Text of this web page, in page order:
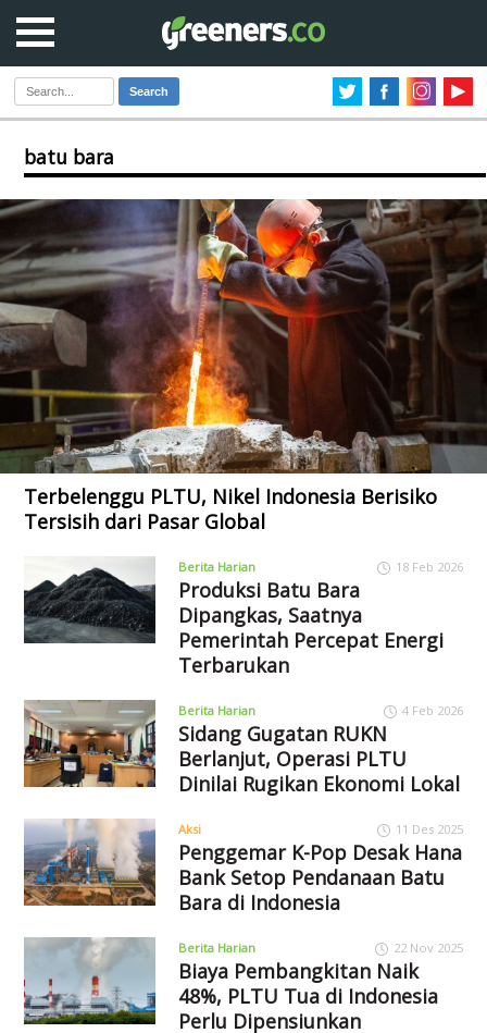
Search
batu bara
Terbelenggu PLTU, Nikel Indonesia Berisiko
Tersisih dari Pasar Global
Berita Harian 18 Feb 2026
Produksi Batu Bara
Dipangkas, Saatnya
Pemerintah Percepat Energi
Terbarukan
Berita Harian 4 Feb 2026
Sidang Gugatan RUKN
Berlanjut, Operasi PLTU
Dinilai Rugikan Ekonomi Lokal
Aksi 11 Des 2025
Penggemar K-Pop Desak Hana
Bank Setop Pendanaan Batu
Bara di Indonesia
Berita Harian 22 Nov 2025
Biaya Pembangkitan Naik
48%, PLTU Tua di Indonesia
Perlu Dipensiunkan